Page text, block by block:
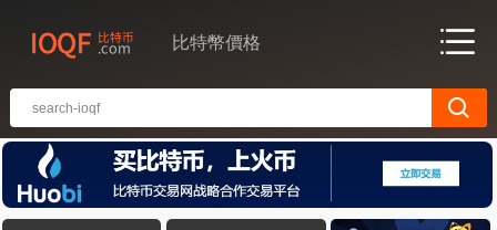
比特幣價格